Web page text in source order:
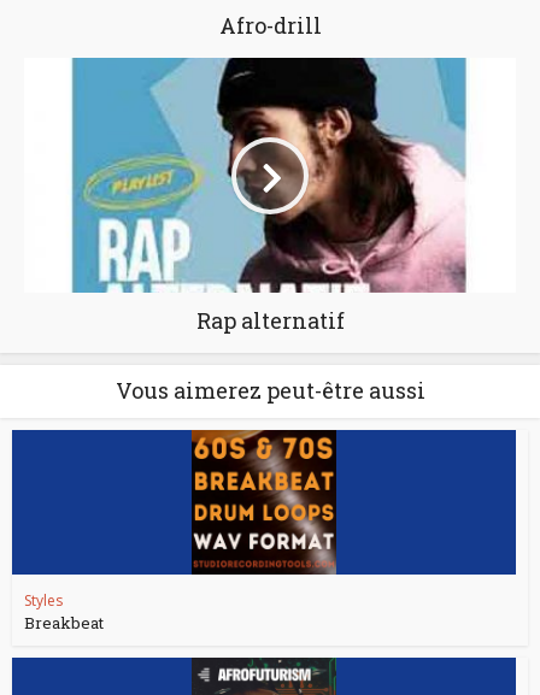
Afro-drill
Rap alternatif
Vous aimerez peut-être aussi
Styles
Breakbeat